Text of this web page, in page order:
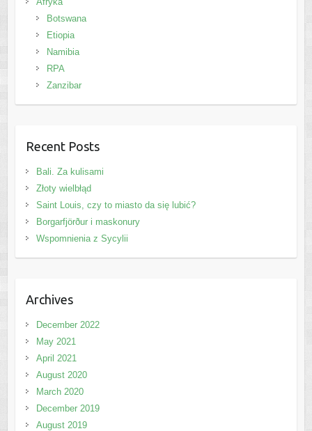
Botswana
Etiopia
Namibia
RPA
Zanzibar
Recent Posts
Bali. Za kulisami
Złoty wielbłąd
Saint Louis, czy to miasto da się lubić?
Borgarfjörður i maskonury
Wspomnienia z Sycylii
Archives
December 2022
May 2021
April 2021
August 2020
March 2020
December 2019
August 2019